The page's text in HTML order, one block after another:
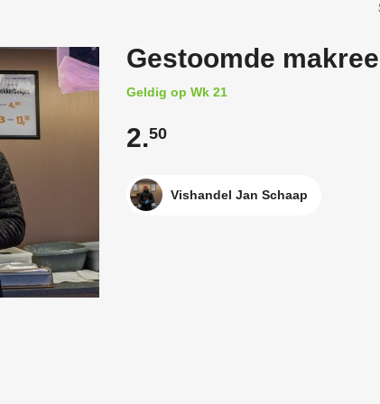
Gestoomde
Geldig op Wk 21
2.50
Vishandel Jan Schaap